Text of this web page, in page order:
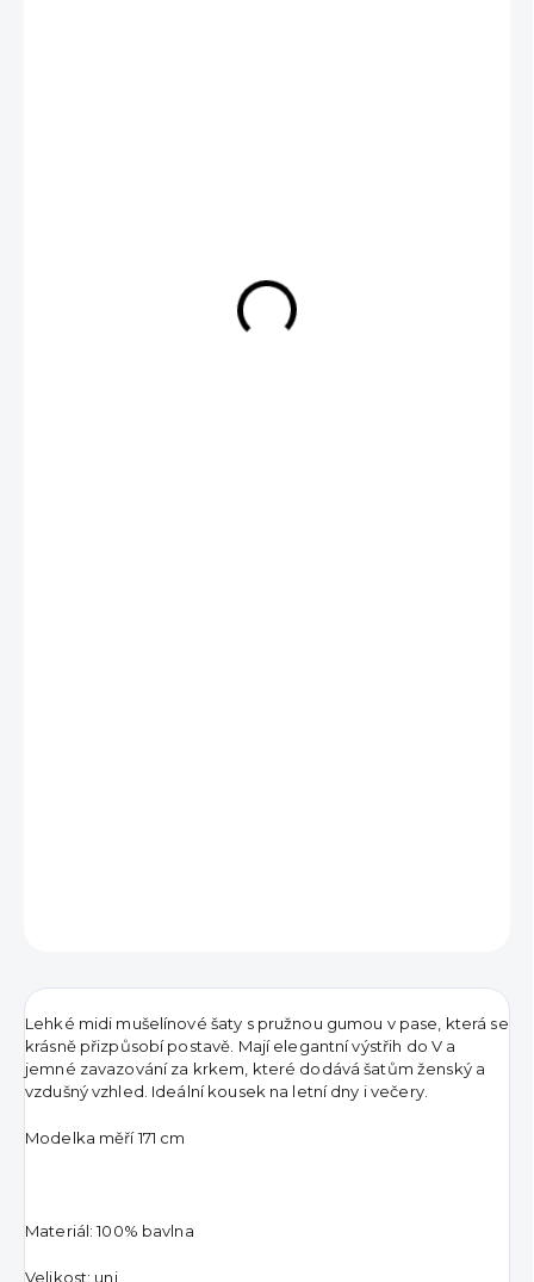
Lehké midi mušelínové šaty s pružnou gumou v pase, která se
krásně přizpůsobí postavě. Mají elegantní výstřih do V a
jemné zavazování za krkem, které dodává šatům ženský a
vzdušný vzhled. Ideální kousek na letní dny i večery.
Modelka měří 171 cm
Materiál: 100% bavlna
Velikost: uni